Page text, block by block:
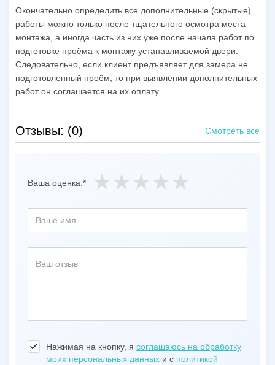
Окончательно определить все дополнительные (скрытые)
работы можно только после тщательного осмотра места
монтажа, а иногда часть из них уже после начала работ по
подготовке проёма к монтажу устанавливаемой двери.
Следовательно, если клиент предъявляет для замера не
подготовленный проём, то при выявлении дополнительных
работ он соглашается на их оплату.
Отзывы: (0) Смотреть все
Ваша оценка:*
Нажимая на кнопку, я соглашаюсь на обработку
моих персональных данных и с политикой